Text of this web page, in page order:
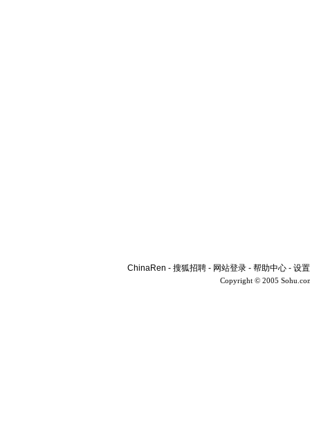
ChinaRen - 搜狐招聘 - 网站登录 - 帮助中心 - 设
Copyright © 2005